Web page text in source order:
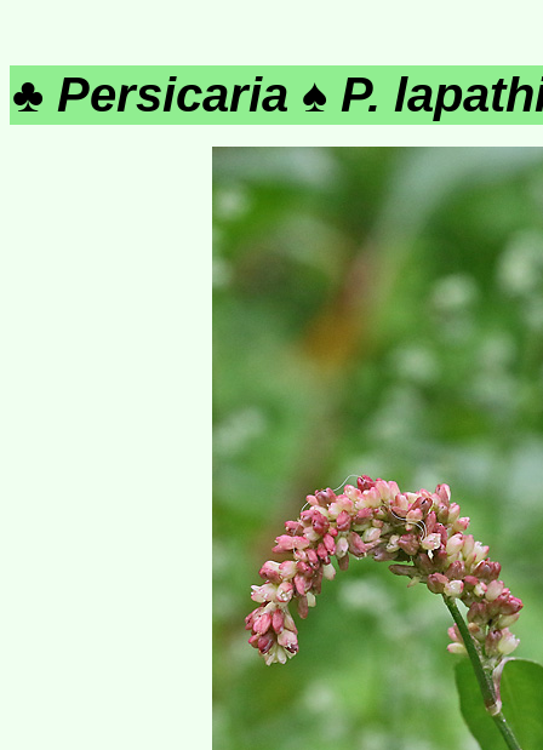
♣ Persicaria ♠ P.